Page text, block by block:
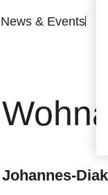
News & Events